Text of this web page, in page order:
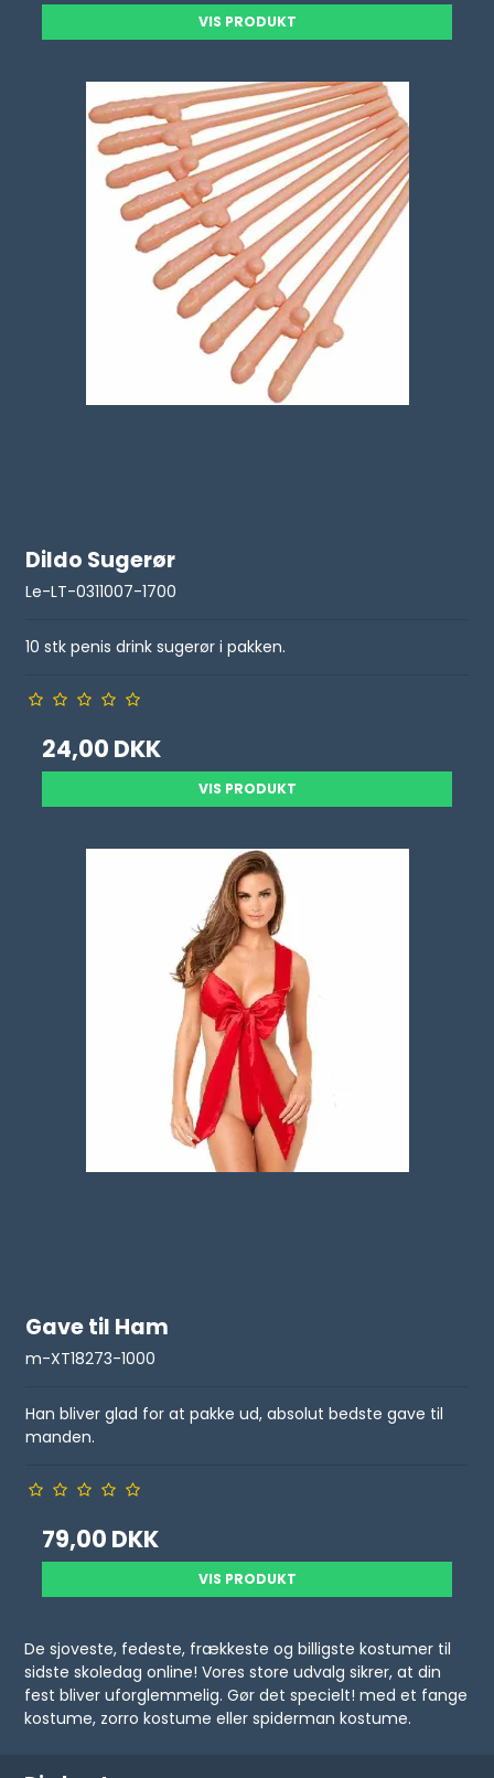
VIS PRODUKT
Dildo Sugerør
Le-LT-0311007-1700
10 stk penis drink sugerør i pakken.
24,00 DKK
VIS PRODUKT
Gave til Ham
m-XT18273-1000
Han bliver glad for at pakke ud, absolut bedste gave til
manden.
79,00 DKK
VIS PRODUKT
De sjoveste, fedeste, frækkeste og billigste kostumer til
sidste skoledag online! Vores store udvalg sikrer, at din
fest bliver uforglemmelig. Gør det specielt! med et fange
kostume, zorro kostume eller spiderman kostume.